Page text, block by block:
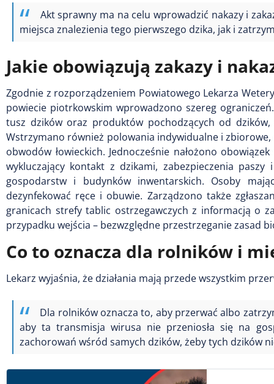
Akt sprawny ma na celu wprowadzić nakazy i
miejsca znalezienia tego pierwszego dzika, jak i
Jakie obowiązują zakazy i
Zgodnie z rozporządzeniem Powiatowego Lekarza
powiecie piotrkowskim wprowadzono szereg
tusz dzików oraz produktów pochodzących od
Wstrzymano również polowania indywidualne i
obwodów łowieckich. Jednocześnie nałożono
wykluczający kontakt z dzikami, zabezpieczenia
gospodarstw i budynków inwentarskich. Osoby
dezynfekować ręce i obuwie. Zarządzono także
granicach strefy tablic ostrzegawczych z informacją o
przypadku wejścia – bezwzględne przestrzeganie zasad
Co to oznacza dla rolników i
Lekarz wyjaśnia, że działania mają przede wszystkim
Dla rolników oznacza to, aby przerwać albo
aby ta transmisja wirusa nie przeniosła się na
zachorowań wśród samych dzików, żeby tych dzików